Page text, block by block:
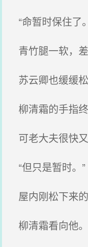
“命暂时保住了
青竹腿一软，差
苏云卿也缓缓松
柳清霜的手指终
可老大夫很快又
“但只是暂时。”
屋内刚松下来的
柳清霜看向他。